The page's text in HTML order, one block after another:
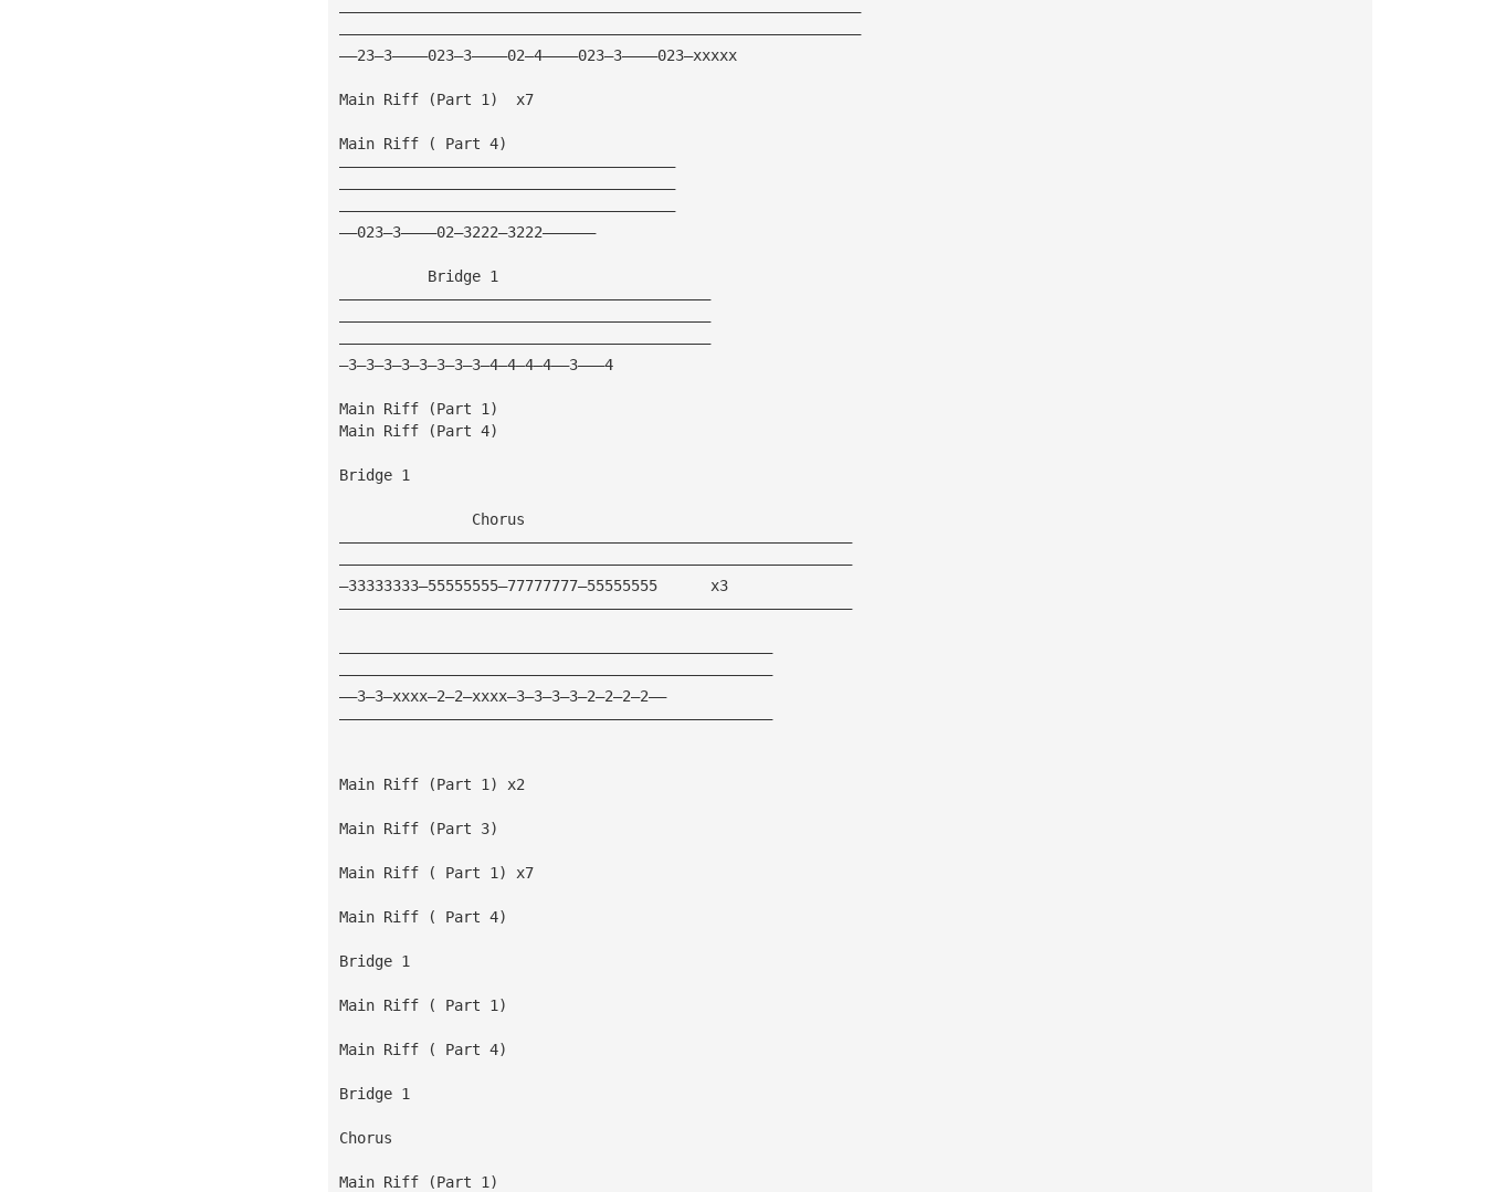
———————————————————————————————————————————————————————————
———————————————————————————————————————————————————————————
——23—3————023—3————02—4————023—3————023—xxxxx
Main Riff (Part 1)  x7
Main Riff ( Part 4)
——————————————————————————————————————
——————————————————————————————————————
——————————————————————————————————————
——023—3————02—3222—3222——————
          Bridge 1
——————————————————————————————————————————
——————————————————————————————————————————
——————————————————————————————————————————
—3—3—3—3—3—3—3—3—4—4—4—4——3———4
Main Riff (Part 1)
Main Riff (Part 4)
Bridge 1
               Chorus
——————————————————————————————————————————————————————————
——————————————————————————————————————————————————————————
—33333333—55555555—77777777—55555555      x3
——————————————————————————————————————————————————————————
—————————————————————————————————————————————————
—————————————————————————————————————————————————
——3—3—xxxx—2—2—xxxx—3—3—3—3—2—2—2—2——
—————————————————————————————————————————————————
Main Riff (Part 1) x2
Main Riff (Part 3)
Main Riff ( Part 1) x7
Main Riff ( Part 4)
Bridge 1
Main Riff ( Part 1)
Main Riff ( Part 4)
Bridge 1
Chorus
Main Riff (Part 1)